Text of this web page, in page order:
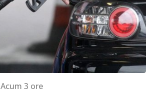
/ Acum 3 ore